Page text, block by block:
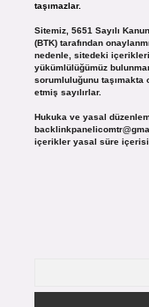
taşımazlar.
Sitemiz, 5651 Sayılı
(BTK) tarafından
nedenle, sitedeki
yükümlülüğümüz
sorumluluğunu taşımakta
etmiş sayılırlar.
Hukuka ve yasal
içerikler yasal süre